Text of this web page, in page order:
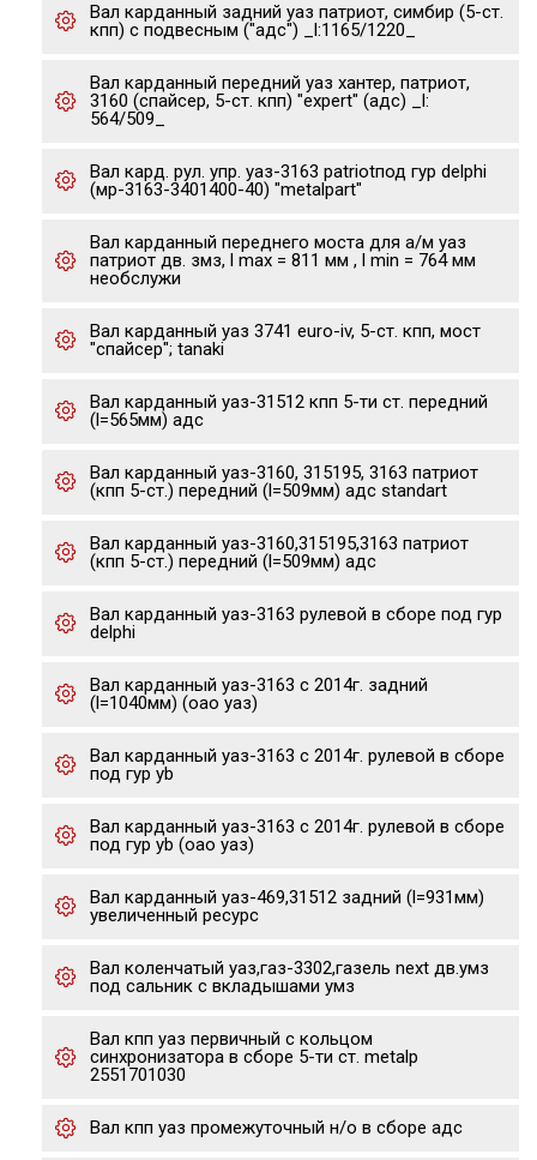
Вал карданный задний уаз патриот, симбир (5-ст.
кпп) с подвесным ("адс") _l:1165/1220_
Вал карданный передний уаз хантер, патриот,
3160 (спайсер, 5-ст. кпп) "expert" (адс) _l:
564/509_
Вал кард. рул. упр. уаз-3163 patriotпод гур delphi
(мр-3163-3401400-40) "metalpart"
Вал карданный переднего моста для а/м уаз
патриот дв. змз, l max = 811 мм , l min = 764 мм
необслужи
Вал карданный уаз 3741 euro-iv, 5-ст. кпп, мост
"спайсер"; tanaki
Вал карданный уаз-31512 кпп 5-ти ст. передний
(l=565мм) адс
Вал карданный уаз-3160, 315195, 3163 патриот
(кпп 5-ст.) передний (l=509мм) адс standart
Вал карданный уаз-3160,315195,3163 патриот
(кпп 5-ст.) передний (l=509мм) адс
Вал карданный уаз-3163 рулевой в сборе под гур
delphi
Вал карданный уаз-3163 с 2014г. задний
(l=1040мм) (оао уаз)
Вал карданный уаз-3163 с 2014г. рулевой в сборе
под гур yb
Вал карданный уаз-3163 с 2014г. рулевой в сборе
под гур yb (оао уаз)
Вал карданный уаз-469,31512 задний (l=931мм)
увеличенный ресурс
Вал коленчатый уаз,газ-3302,газель next дв.умз
под сальник с вкладышами умз
Вал кпп уаз первичный с кольцом
синхронизатора в сборе 5-ти ст. metalp
2551701030
Вал кпп уаз промежуточный н/о в сборе адс